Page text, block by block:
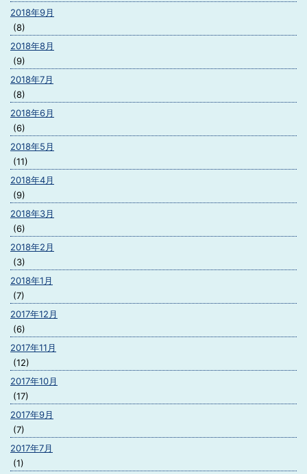
2018年9月
(8)
2018年8月
(9)
2018年7月
(8)
2018年6月
(6)
2018年5月
(11)
2018年4月
(9)
2018年3月
(6)
2018年2月
(3)
2018年1月
(7)
2017年12月
(6)
2017年11月
(12)
2017年10月
(17)
2017年9月
(7)
2017年7月
(1)